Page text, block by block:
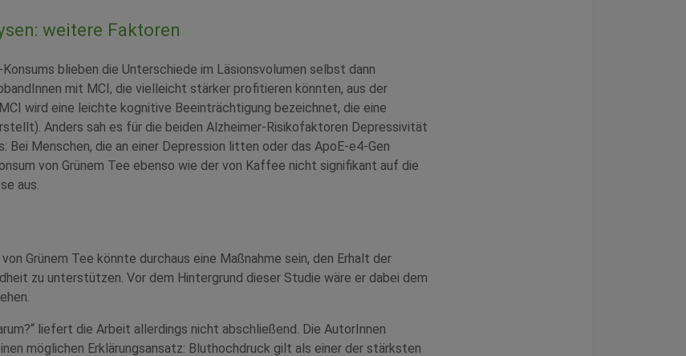
weitere Faktoren
blieben die Unterschiede im Läsionsvolumen selbst dann
mit MCI, die vielleicht stärker profitieren könnten, aus der
wird eine leichte kognitive Beeinträchtigung bezeichnet, die eine
Anders sah es für die beiden Alzheimer-Risikofaktoren Depressivität
Bei Menschen, die an einer Depression litten oder das ApoE-e4-Gen
von Grünem Tee ebenso wie der von Kaffee nicht signifikant auf die
aus.
Grünem Tee könnte durchaus eine Maßnahme sein, den Erhalt der
zu unterstützen. Vor dem Hintergrund dieser Studie wäre er dabei dem
liefert die Arbeit allerdings nicht abschließend. Die AutorInnen
möglichen Erklärungsansatz: Bluthochdruck gilt als einer der stärksten